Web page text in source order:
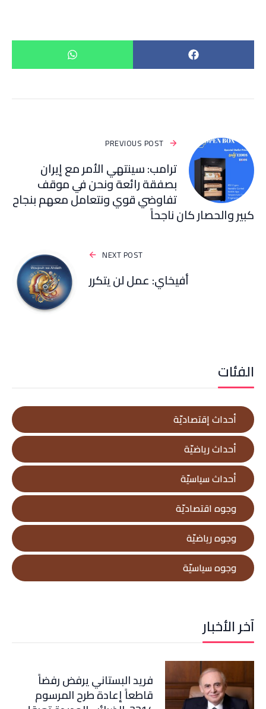
PREVIOUS POST
ترامب: سينتهي الأمر مع إيران
بصفقة رائعة ونحن في موقف
تفاوضي قوي ونتعامل معهم بنجاح
كبير والحصار كان ناجحاً
NEXT POST
أفيخاي: عمل لن يتكرر
الفئات
أحداث إقتصاديّة
أحداث رياضيّة
أحداث سياسيّة
وجوه اقتصاديّة
وجوه رياضيّة
وجوه سياسيّة
آخر الأخبار
فريد البستاني يرفض رفضاً
قاطعاً إعادة طرح المرسوم